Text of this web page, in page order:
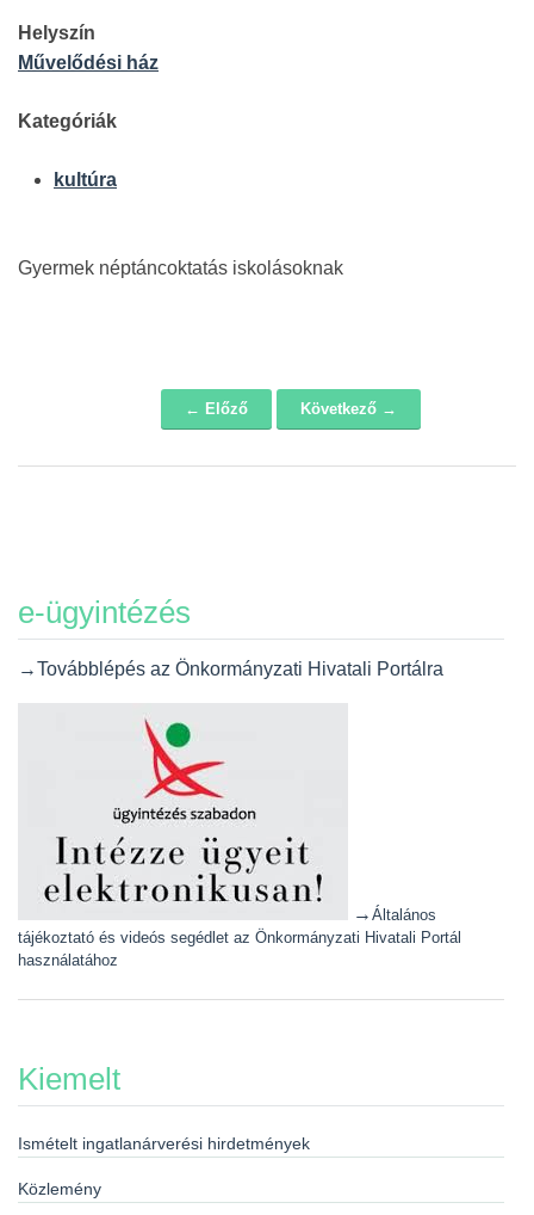
Helyszín
Művelődési ház
Kategóriák
kultúra
Gyermek néptáncoktatás iskolásoknak
← Előző Következő →
e-ügyintézés
→Továbblépés az Önkormányzati Hivatali Portálra
→ Általános
tájékoztató és videós segédlet az Önkormányzati Hivatali Portál
használatához
Kiemelt
Ismételt ingatlanárverési hirdetmények
Közlemény